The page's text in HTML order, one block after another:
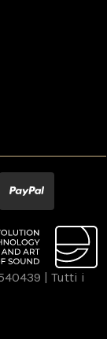
| Tutti i